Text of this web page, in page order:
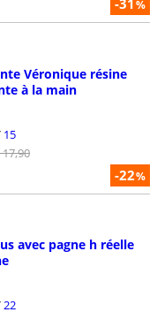
-31%
-22%
Véronique résine
à la main
15
avec pagne h réelle
22